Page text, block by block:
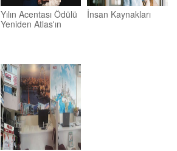
Yılın Acentası Ödülü
Yeniden Atlas'ın
İnsan Kaynakları